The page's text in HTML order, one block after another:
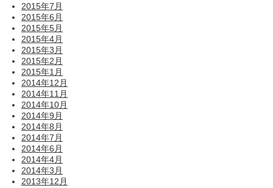
2015年7月
2015年6月
2015年5月
2015年4月
2015年3月
2015年2月
2015年1月
2014年12月
2014年11月
2014年10月
2014年9月
2014年8月
2014年7月
2014年6月
2014年4月
2014年3月
2013年12月